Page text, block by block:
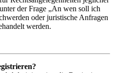
der Frage „An wen soll ich
oder juristische Anfragen
werden.